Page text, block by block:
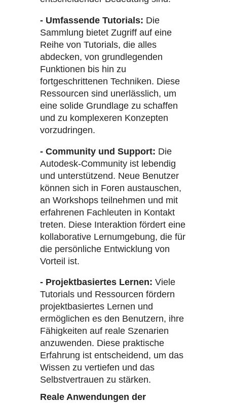
- Umfassende Tutorials: Die
Sammlung bietet Zugriff auf eine
Reihe von Tutorials, die alles
abdecken, von grundlegenden
Funktionen bis hin zu
fortgeschrittenen Techniken. Diese
Ressourcen sind unerlässlich, um
eine solide Grundlage zu schaffen
und zu komplexeren Konzepten
vorzudringen.
- Community und Support: Die
Autodesk-Community ist lebendig
und unterstützend. Neue Benutzer
können sich in Foren austauschen,
an Workshops teilnehmen und mit
erfahrenen Fachleuten in Kontakt
treten. Diese Interaktion fördert eine
kollaborative Lernumgebung, die für
die persönliche Entwicklung von
Vorteil ist.
- Projektbasiertes Lernen: Viele
Tutorials und Ressourcen fördern
projektbasiertes Lernen und
ermöglichen es den Benutzern, ihre
Fähigkeiten auf reale Szenarien
anzuwenden. Diese praktische
Erfahrung ist entscheidend, um das
Wissen zu vertiefen und das
Selbstvertrauen zu stärken.
Reale Anwendungen der